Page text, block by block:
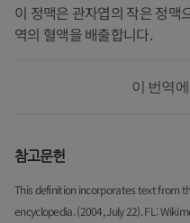
이 정맥은 관자엽의 작은 정맥
역의 혈액을 배출합니다.
이 번역
참고문헌
This definition incorporates text from
encyclopedia. (2004, July 22). FL: